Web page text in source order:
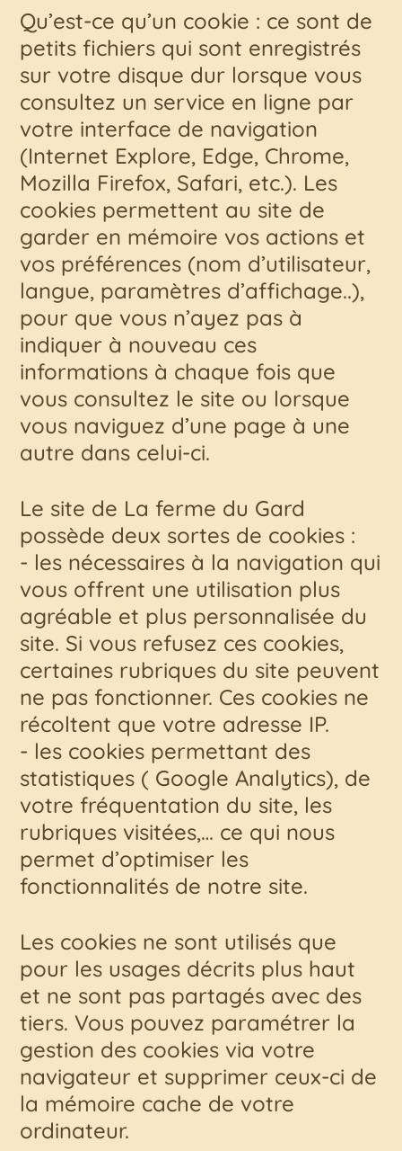
Qu’est-ce qu’un cookie : ce sont de
petits fichiers qui sont enregistrés
sur votre disque dur lorsque vous
consultez un service en ligne par
votre interface de navigation
(Internet Explore, Edge, Chrome,
Mozilla Firefox, Safari, etc.). Les
cookies permettent au site de
garder en mémoire vos actions et
vos préférences (nom d’utilisateur,
langue, paramètres d’affichage..),
pour que vous n’ayez pas à
indiquer à nouveau ces
informations à chaque fois que
vous consultez le site ou lorsque
vous naviguez d’une page à une
autre dans celui-ci.
Le site de La ferme du Gard
possède deux sortes de cookies :
- les nécessaires à la navigation qui
vous offrent une utilisation plus
agréable et plus personnalisée du
site. Si vous refusez ces cookies,
certaines rubriques du site peuvent
ne pas fonctionner. Ces cookies ne
récoltent que votre adresse IP.
- les cookies permettant des
statistiques ( Google Analytics), de
votre fréquentation du site, les
rubriques visitées,… ce qui nous
permet d’optimiser les
fonctionnalités de notre site.
Les cookies ne sont utilisés que
pour les usages décrits plus haut
et ne sont pas partagés avec des
tiers. Vous pouvez paramétrer la
gestion des cookies via votre
navigateur et supprimer ceux-ci de
la mémoire cache de votre
ordinateur.